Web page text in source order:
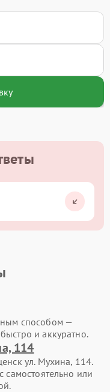
способом —
и аккуратно.
114
ул. Мухина, 114.
самостоятельно или